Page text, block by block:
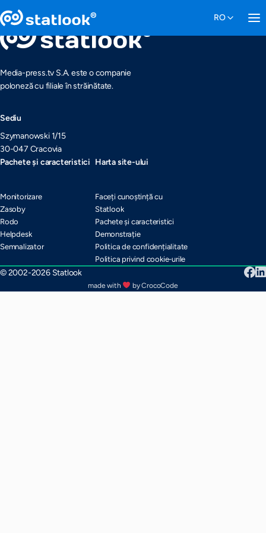
Media-press.tv S.A. este o companie
poloneză cu filiale în străinătate.
Sediu
Szymanowski 1/15
30-047 Cracovia
Pachete și caracteristici
Monitorizare
Zasoby
Rodo
Helpdesk
Semnalizator
Harta site-ului
Faceți cunoștință cu
Statlook
Pachete și caracteristici
Demonstrație
Politica de confidențialitate
Politica privind cookie-urile
© 2002-2026 Statlook
made with by CrocoCode